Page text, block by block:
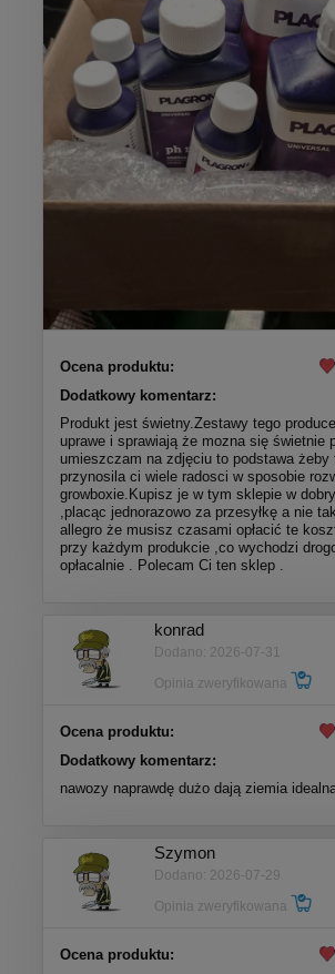
Ocena produktu:
Dodatkowy komentarz:
Produkt jest świetny.Zestawy tego
uprawe i sprawiają że mozna się świetnie
umieszczam na zdjęciu to podstawa żeby
przynosila ci wiele radosci w sposobie
growboxie.Kupisz je w tym sklepie w
,placąc jednorazowo za przesyłkę a nie
allegro że musisz czasami opłacić te
przy każdym produkcie ,co wychodzi
opłacalnie . Polecam Ci ten sklep .
konrad
Dodano: 2026-07-31
Opinia zweryfikowana
Ocena produktu:
Dodatkowy komentarz:
nawozy naprawdę dużo dają ziemia
Szymon
Dodano: 2026-07-29
Opinia zweryfikowana
Ocena produktu: